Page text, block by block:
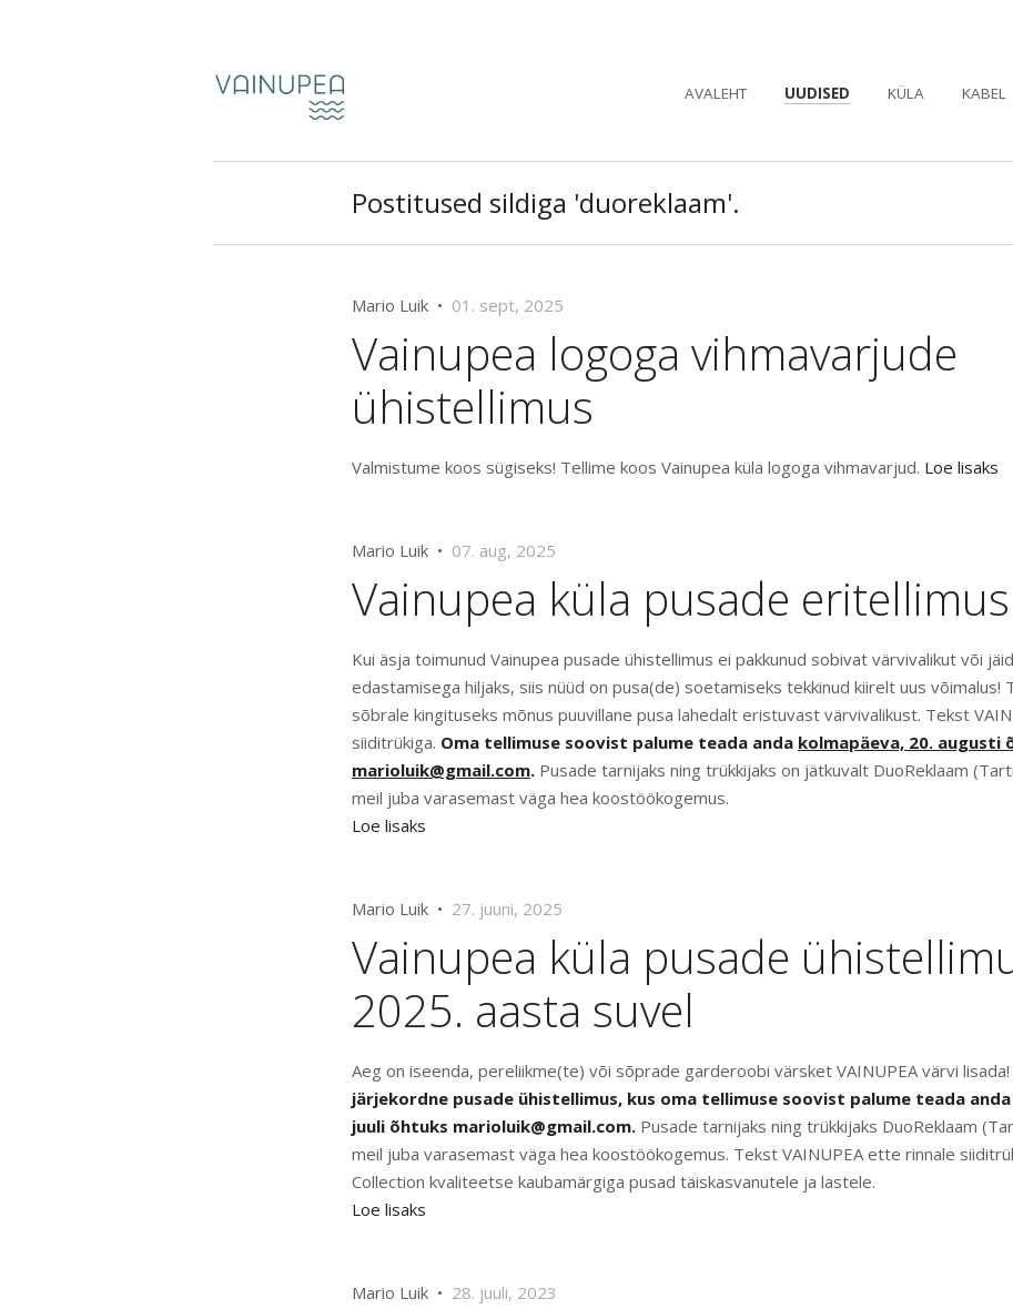
AVALEHT UUDISED KÜLA KABEL
Postitused sildiga 'duoreklaam'.
Mario Luik • 01. sept, 2025
Vainupea logoga vihmavarjude
ühistellimus
Valmistume koos sügiseks! Tellime koos Vainupea küla logoga vihmavarjud. Loe lisaks
Mario Luik • 07. aug, 2025
Vainupea küla pusade eritellimus
Kui äsja toimunud Vainupea pusade ühistellimus ei pakkunud sobivat värvivalikut või
edastamisega hiljaks, siis nüüd on pusa(de) soetamiseks tekkinud kiirelt uus võimalus!
sõbrale kingituseks mõnus puuvillane pusa lahedalt eristuvast värvivalikust. Tekst
siiditrükiga. Oma tellimuse soovist palume teada anda kolmapäeva, 20. augusti
marioluik@gmail.com. Pusade tarnijaks ning trükkijaks on jätkuvalt DuoReklaam
meil juba varasemast väga hea koostöökogemus.
Loe lisaks
Mario Luik • 27. juuni, 2025
Vainupea küla pusade
2025. aasta suvel
Aeg on iseenda, pereliikme(te) või sõprade garderoobi värsket VAINUPEA värvi lisada!
järjekordne pusade ühistellimus, kus oma tellimuse soovist palume teada anda
juuli õhtuks marioluik@gmail.com. Pusade tarnijaks ning trükkijaks DuoReklaam
meil juba varasemast väga hea koostöökogemus. Tekst VAINUPEA ette rinnale
Collection kvaliteetse kaubamärgiga pusad täiskasvanutele ja lastele.
Loe lisaks
Mario Luik • 28. juuli, 2023